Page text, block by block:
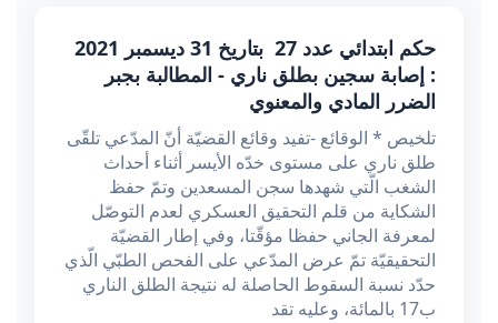
حكم ابتدائي عدد 27 بتاريخ 31 ديسمبر 2021
: إصابة سجين بطلق ناري - المطالبة بجبر
الضرر المادي والمعنوي
تلخيص * الوقائع -تفيد وقائع القضيّة أنّ المدّعي تلقّى
طلق ناري على مستوى خدّه الأيسر أثناء أحداث
الشغب الّتي شهدها سجن المسعدين وتمّ حفظ
الشكاية من قلم التحقيق العسكري لعدم التوصّل
لمعرفة الجاني حفظا مؤقّتا، وفي إطار القضيّة
التحقيقيّة تمّ عرض المدّعي على الفحص الطبّي الّذي
حدّد نسبة السقوط الحاصلة له نتيجة الطلق الناري
ب17 بالمائة، وعليه تقد